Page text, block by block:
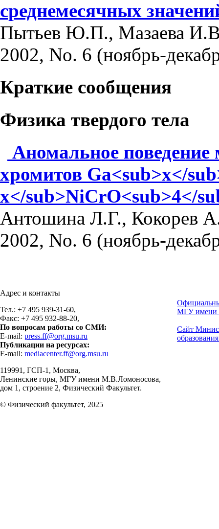
среднемесячных
Пытьев Ю.П., Мазаева
2002, No. 6 (ноябрь-
Краткие сообщения
Физика твердого тела
Аномальное
хромитов Ga<sub>x</
x</sub>NiCrO<sub>4</
Антошина Л.Г., Кокорев
2002, No. 6 (ноябрь-
Адрес и контакты
Тел.: +7 495 939-31-60,
Факс: +7 495 932-88-20,
По вопросам работы со СМИ:
E-mail: press.ff@org.msu.ru
Публикации на ресурсах:
E-mail: mediacenter.ff@org.msu.ru
119991, ГСП-1, Москва,
Ленинские горы, МГУ имени М.В.Ломоносова,
дом 1, строение 2, Физический Факультет.
© Физический факультет, 2025
МГУ имени
Сайт